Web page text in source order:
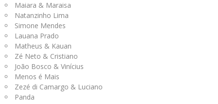
Maiara & Maraisa
Natanzinho Lima
Simone Mendes
Lauana Prado
Matheus & Kauan
Zé Neto & Cristiano
João Bosco & Vinícius
Menos é Mais
Zezé di Camargo & Luciano
Panda